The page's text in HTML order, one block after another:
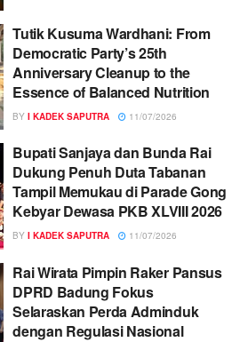
Tutik Kusuma Wardhani: From
Democratic Party’s 25th
Anniversary Cleanup to the
Essence of Balanced Nutrition
BY I KADEK SAPUTRA 11/07/2026
Bupati Sanjaya dan Bunda Rai
Dukung Penuh Duta Tabanan
Tampil Memukau di Parade Gong
Kebyar Dewasa PKB XLVIII 2026
BY I KADEK SAPUTRA 11/07/2026
Rai Wirata Pimpin Raker Pansus
DPRD Badung Fokus
Selaraskan Perda Adminduk
dengan Regulasi Nasional